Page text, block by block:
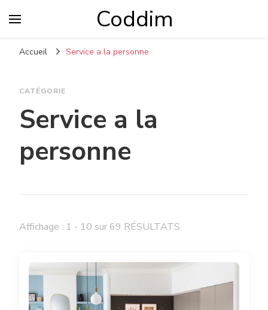
Coddim
Accueil Service a la personne
CATÉGORIE
Service a la
personne
Affichage : 1 - 10 sur 69 RÉSULTATS